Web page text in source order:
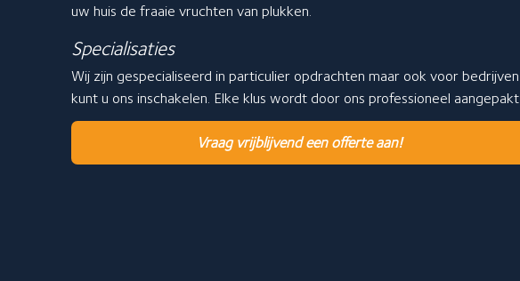
uw huis de fraaie vruchten van plukken.
Specialisaties
Wij zijn gespecialiseerd in particulier opdrachten maar ook voor bedrijven
kunt u ons inschakelen. Elke klus wordt door ons professioneel aangepakt.
Vraag vrijblijvend een offerte aan!